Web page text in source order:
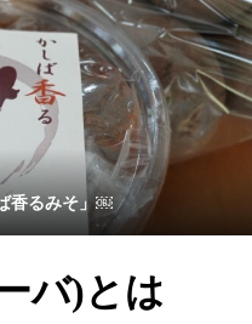
香るみそ」￼
バ)とは